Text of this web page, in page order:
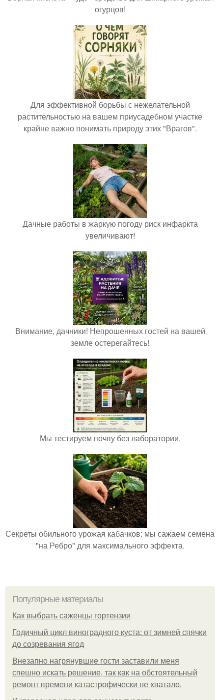
огурцов!
Для эффективной борьбы с нежелательной
растительностью на вашем приусадебном участке
крайне важно понимать природу этих "Врагов".
Дачные работы в жаркую погоду риск инфаркта
увеличивают!
Внимание, дачники! Непрошенных гостей на вашей
земле остерегайтесь!
Мы тестируем почву без лаборатории.
Секреты обильного урожая кабачков: мы сажаем семена
"на Ребро" для максимального эффекта.
Популярные материалы
Как выбрать саженцы гортензии
Годичный цикл виноградного куста: от зимней спячки
до созревания ягод
Внезапно нагрянувшие гости заставили меня
спешно искать решение, так как на обстоятельный
ремонт времени катастрофически не хватало.